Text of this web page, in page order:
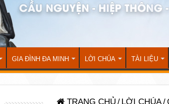
GIA ĐÌNH ĐA MINH LỜI CHÚA TÀI LIỆU
TRANG CHỦ / LỜI CHÚA/